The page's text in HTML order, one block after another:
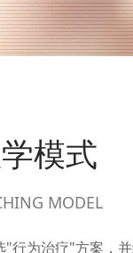
模式
MODEL
行为治疗"方案，